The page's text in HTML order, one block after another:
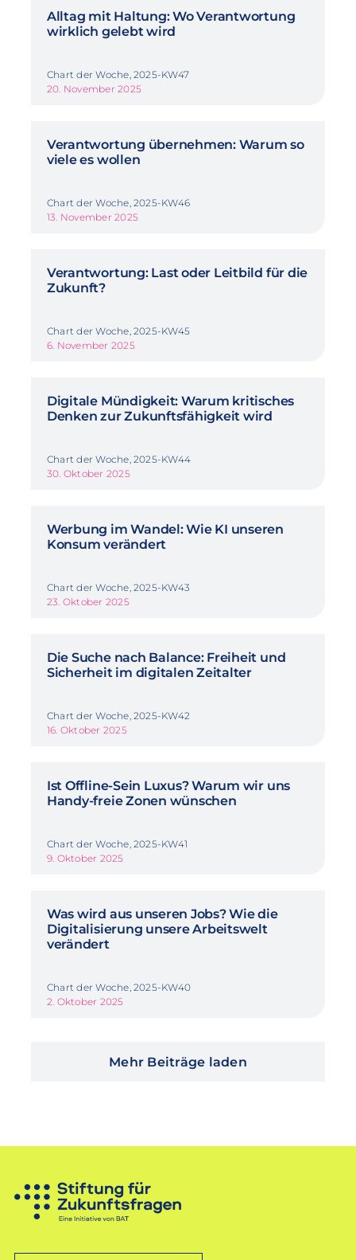
Alltag mit Haltung: Wo Verantwortung
wirklich gelebt wird
Chart der Woche, 2025-KW47
20. November 2025
Verantwortung übernehmen: Warum so
viele es wollen
Chart der Woche, 2025-KW46
13. November 2025
Verantwortung: Last oder Leitbild für die
Zukunft?
Chart der Woche, 2025-KW45
6. November 2025
Digitale Mündigkeit: Warum kritisches
Denken zur Zukunftsfähigkeit wird
Chart der Woche, 2025-KW44
30. Oktober 2025
Werbung im Wandel: Wie KI unseren
Konsum verändert
Chart der Woche, 2025-KW43
23. Oktober 2025
Die Suche nach Balance: Freiheit und
Sicherheit im digitalen Zeitalter
Chart der Woche, 2025-KW42
16. Oktober 2025
Ist Offline-Sein Luxus? Warum wir uns
Handy-freie Zonen wünschen
Chart der Woche, 2025-KW41
9. Oktober 2025
Was wird aus unseren Jobs? Wie die
Digitalisierung unsere Arbeitswelt
verändert
Chart der Woche, 2025-KW40
2. Oktober 2025
Mehr Beiträge laden